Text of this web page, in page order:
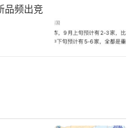
品频出竞